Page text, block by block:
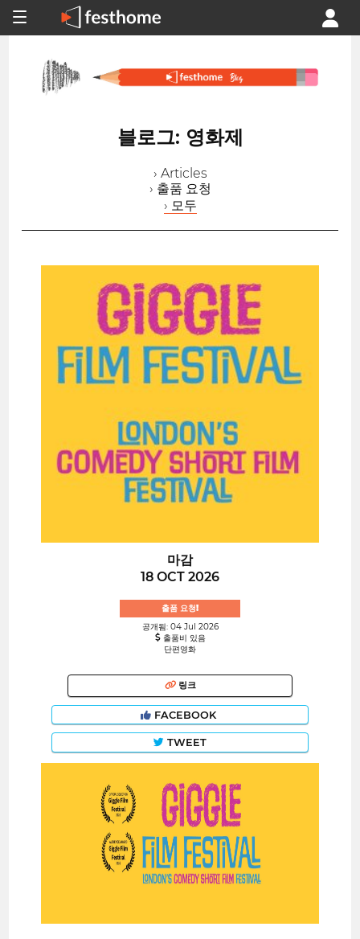
블로그: 영화제
› Articles
› 출품 요청
› 모두
마감
18 OCT 2026
출품 요청!
공개됨: 04 Jul 2026
출품비 있음
단편영화
링크
FACEBOOK
TWEET